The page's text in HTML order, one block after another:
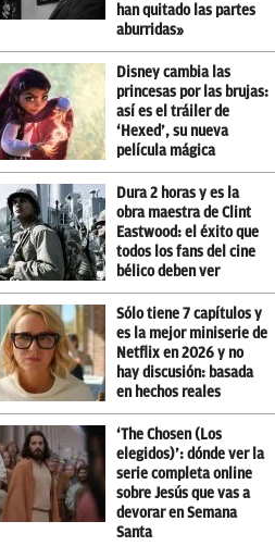
han quitado las partes
aburridas»
Disney cambia las
princesas por las brujas:
así es el tráiler de
‘Hexed’, su nueva
película mágica
Dura 2 horas y es la
obra maestra de Clint
Eastwood: el éxito que
todos los fans del cine
bélico deben ver
Sólo tiene 7 capítulos y
es la mejor miniserie de
Netflix en 2026 y no
hay discusión: basada
en hechos reales
‘The Chosen (Los
elegidos)’: dónde ver la
serie completa online
sobre Jesús que vas a
devorar en Semana
Santa